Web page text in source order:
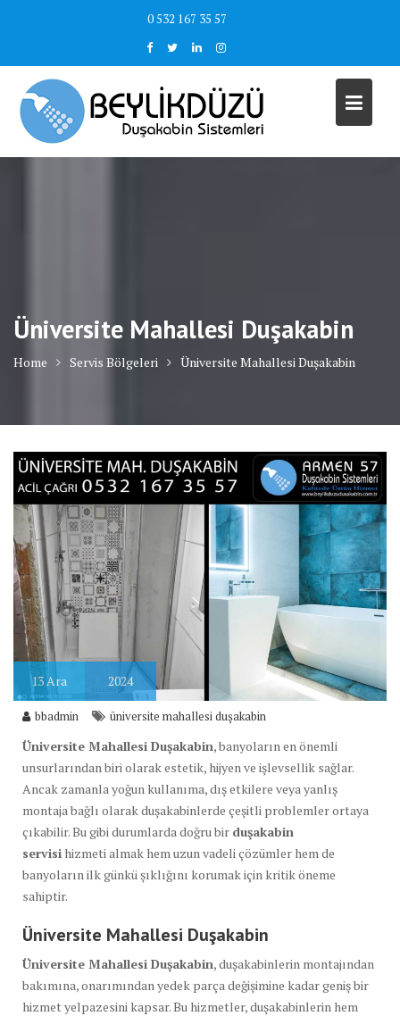
0 532 167 35 57
Üniversite Mahallesi Duşakabin
Home Servis Bölgeleri Üniversite Mahallesi Duşakabin
13 Ara 2024
bbadmin üniversite mahallesi duşakabin
Üniversite Mahallesi Duşakabin, banyoların en önemli
unsurlarından biri olarak estetik, hijyen ve işlevsellik sağlar.
Ancak zamanla yoğun kullanıma, dış etkilere veya yanlış
montaja bağlı olarak duşakabinlerde çeşitli problemler ortaya
çıkabilir. Bu gibi durumlarda doğru bir duşakabin
servisi hizmeti almak hem uzun vadeli çözümler hem de
banyoların ilk günkü şıklığını korumak için kritik öneme
sahiptir.
Üniversite Mahallesi Duşakabin
Üniversite Mahallesi Duşakabin, duşakabinlerin montajından
bakımına, onarımından yedek parça değişimine kadar geniş bir
hizmet yelpazesini kapsar. Bu hizmetler, duşakabinlerin hem